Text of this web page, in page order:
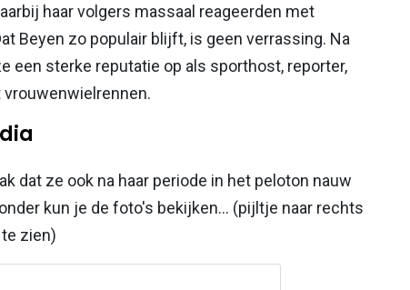
haar volgers massaal reageerden met
Beyen zo populair blijft, is geen verrassing. Na
een sterke reputatie op als sporthost, reporter,
dat ze ook na haar periode in het peloton nauw
kun je de foto's bekijken... (pijltje naar rechts
zien)